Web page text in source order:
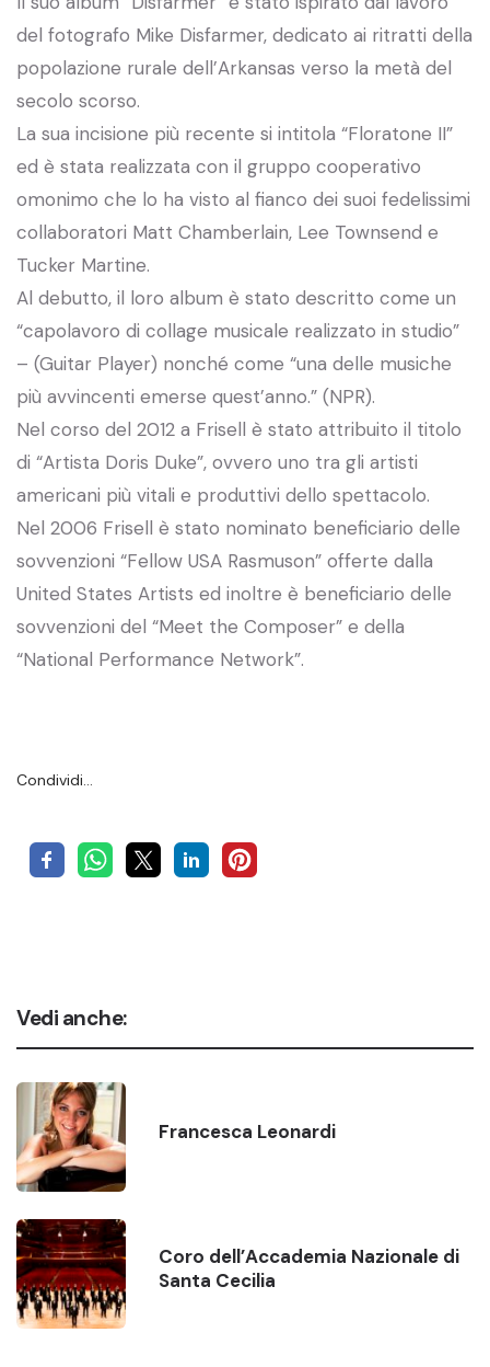
del fotografo Mike Disfarmer, dedicato ai ritratti della
popolazione rurale dell’Arkansas verso la metà del
secolo scorso.
La sua incisione più recente si intitola “Floratone II”
ed è stata realizzata con il gruppo cooperativo
omonimo che lo ha visto al fianco dei suoi fedelissimi
collaboratori Matt Chamberlain, Lee Townsend e
Tucker Martine.
Al debutto, il loro album è stato descritto come un
“capolavoro di collage musicale realizzato in studio”
– (Guitar Player) nonché come “una delle musiche
più avvincenti emerse quest’anno.” (NPR).
Nel corso del 2012 a Frisell è stato attribuito il titolo
di “Artista Doris Duke”, ovvero uno tra gli artisti
americani più vitali e produttivi dello spettacolo.
Nel 2006 Frisell è stato nominato beneficiario delle
sovvenzioni “Fellow USA Rasmuson” offerte dalla
United States Artists ed inoltre è beneficiario delle
sovvenzioni del “Meet the Composer” e della
“National Performance Network”.
Condividi…
Vedi anche:
Francesca Leonardi
Coro dell’Accademia Nazionale di
Santa Cecilia